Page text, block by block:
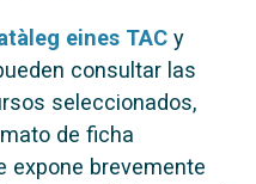
eines TAC y
consultar las
seleccionados,
de ficha
expone brevemente